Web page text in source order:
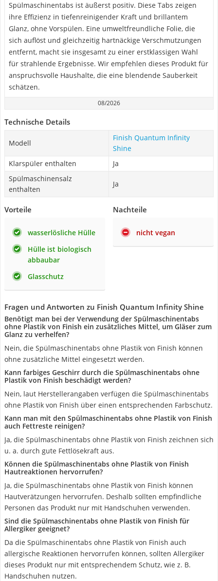
Spülmaschinentabs ist äußerst positiv. Diese Tabs zeigen
ihre Effizienz in tiefenreinigender Kraft und brillantem
Glanz, ohne Vorspülen. Eine umweltfreundliche Folie, die
sich auflöst und gleichzeitig hartnäckige Verschmutzungen
entfernt, macht sie insgesamt zu einer erstklassigen Wahl
für strahlende Ergebnisse. Wir empfehlen dieses Produkt für
anspruchsvolle Haushalte, die eine blendende Sauberkeit
schätzen.
08/2026
Technische Details
Modell
Finish Quantum Infinity
Shine
Klarspüler enthalten
Ja
Spülmaschinensalz
enthalten
Ja
Vorteile
wasserlösliche Hülle
Hülle ist biologisch
abbaubar
Glasschutz
Nachteile
nicht vegan
Fragen und Antworten zu Finish Quantum Infinity Shine
Benötigt man bei der Verwendung der Spülmaschinentabs
ohne Plastik von Finish ein zusätzliches Mittel, um Gläser zum
Glanz zu verhelfen?
Nein, die Spülmaschinentabs ohne Plastik von Finish können
ohne zusätzliche Mittel eingesetzt werden.
Kann farbiges Geschirr durch die Spülmaschinentabs ohne
Plastik von Finish beschädigt werden?
Nein, laut Herstellerangaben verfügen die Spülmaschinentabs
ohne Plastik von Finish über einen entsprechenden Farbschutz.
Kann man mit den Spülmaschinentabs ohne Plastik von Finish
auch Fettreste reinigen?
Ja, die Spülmaschinentabs ohne Plastik von Finish zeichnen sich
u. a. durch gute Fettlösekraft aus.
Können die Spülmaschinentabs ohne Plastik von Finish
Hautreaktionen hervorrufen?
Ja, die Spülmaschinentabs ohne Plastik von Finish können
Hautverätzungen hervorrufen. Deshalb sollten empfindliche
Personen das Produkt nur mit Handschuhen verwenden.
Sind die Spülmaschinentabs ohne Plastik von Finish für
Allergiker geeignet?
Da die Spülmaschinentabs ohne Plastik von Finish auch
allergische Reaktionen hervorrufen können, sollten Allergiker
dieses Produkt nur mit entsprechendem Schutz, wie z. B.
Handschuhen nutzen.